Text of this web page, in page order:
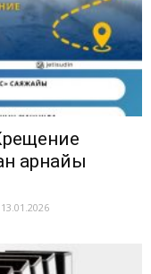
арнайы
13.01.2026